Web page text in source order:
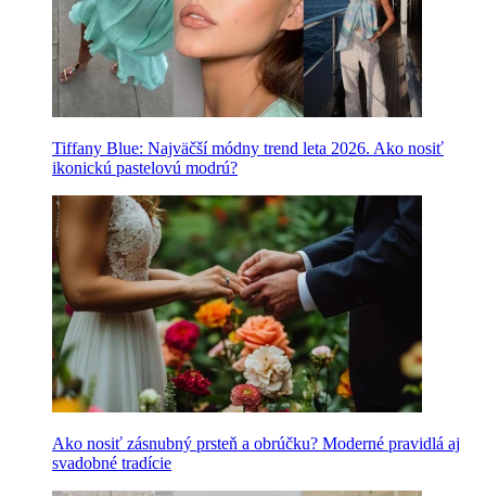
Tiffany Blue: Najväčší módny trend leta 2026. Ako nosiť
ikonickú pastelovú modrú?
Ako nosiť zásnubný prsteň a obrúčku? Moderné pravidlá aj
svadobné tradície